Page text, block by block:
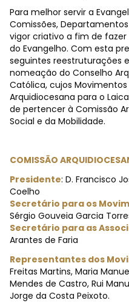
Para melhor servir a
Comissões,
vigor criativo a fim de
do Evangelho. Com esta
seguintes reestruturações
nomeação do Conselho
Católica, cujos
Arquidiocesana para o
de pertencer à Comissão
Social e da Mobilidade.
COMISSÃO
Presidente: D. Francisco
Coelho
Secretário para os
Sérgio Gouveia Garcia
Secretário para as
Arantes de Faria
Representantes dos
Freitas Martins, Maria
Mendes de Castro, Rui
Jorge da Costa Peixoto.